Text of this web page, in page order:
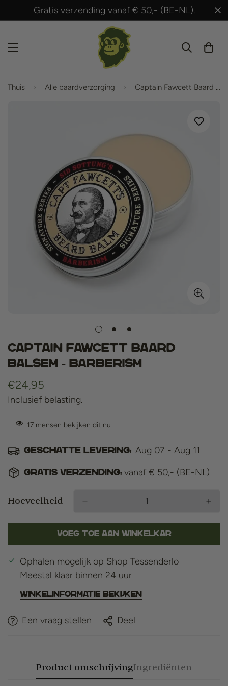
Gratis verzending vanaf € 50,- (BE-NL).
Thuis Alle baardverzorging Captain Fawcett Baard Balsem - Barberism
Captain Fawcett Baard
Balsem - Barberism
Normale
prijs
€24,95
Inclusief belasting.
17 mensen bekijken dit nu
Geschatte levering: Aug 07 - Aug 11
Gratis verzending: vanaf € 50,- (BE-NL)
Hoeveelheid
Voeg toe aan winkelkar
Ophalen mogelijk op Shop Tessenderlo
Meestal klaar binnen 24 uur
Winkelinformatie bekijken
Een vraag stellen Deel
Product omschrijvingIngrediënten